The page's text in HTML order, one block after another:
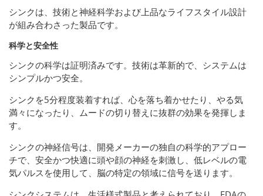
シンクは、技術と神経科学および上品なライフスタイル設計
が組み合わさった製品です。
科学と安全性
シンクの科学は証明済みです。技術は革新的で、システムは
シンプルかつ安全。
シンクを5分程度装着すれば、心を落ち着かせたり、やる気
満々になったり、ムードの切り替えに抜群の効果を発揮しま
す。
シンクの神経信号は、開発メーカーの独自の科学的アプロー
チで、安全かつ快適に頭や顔の神経を刺激し、低レベルの電
気パルスを使用して、脳の特定の領域に信号を送ります。